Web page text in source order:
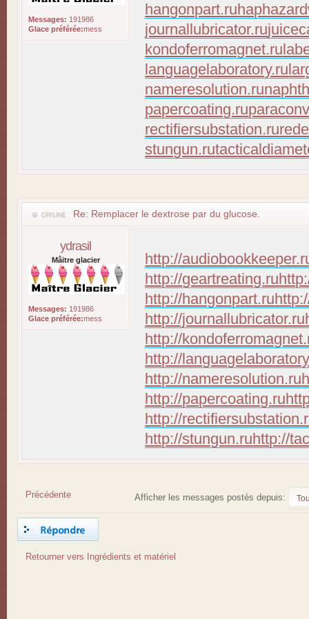
Messages: 191986
Glace préférée:mess
hangonpart.ru
journallubricator.ru
kondoferromagnet.ru
languagelaboratory.ru
nameresolution.ru
papercoating.ru
rectifiersubstation.ru
stungun.ru
Re: Remplacer le dextrose par du glucose.
ydrasil
Mâitre glacier
Messages: 191986
Glace préférée:mess
http://
http://geartreating.ru
http://hangonpart.ru
http://journallubricator.ru
http://
http://
http://nameresolution.ru
http://papercoating.ru
http://
http://stungun.ruhttp://
Précédente Afficher les messages postés depuis:
Retourner vers Ingrédients et matériel